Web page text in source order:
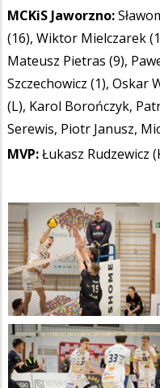
MCKiS Jaworzno:
(16), Wiktor Mielczarek
Mateusz Pietras (9),
Szczechowicz (1), Oskar
(L), Karol Borończyk,
Serewis, Piotr Janusz,
MVP:Łukasz Rudzewicz